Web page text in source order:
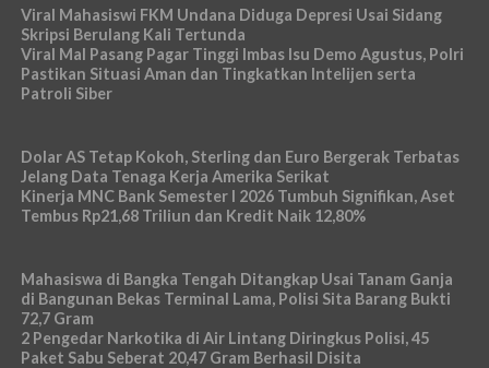
Viral Mahasiswi FKM Undana Diduga Depresi Usai Sidang
Skripsi Berulang Kali Tertunda
Viral Mal Pasang Pagar Tinggi Imbas Isu Demo Agustus, Polri
Pastikan Situasi Aman dan Tingkatkan Intelijen serta
Patroli Siber
Dolar AS Tetap Kokoh, Sterling dan Euro Bergerak Terbatas
Jelang Data Tenaga Kerja Amerika Serikat
Kinerja MNC Bank Semester I 2026 Tumbuh Signifikan, Aset
Tembus Rp21,68 Triliun dan Kredit Naik 12,80%
Mahasiswa di Bangka Tengah Ditangkap Usai Tanam Ganja
di Bangunan Bekas Terminal Lama, Polisi Sita Barang Bukti
72,7 Gram
2 Pengedar Narkotika di Air Lintang Diringkus Polisi, 45
Paket Sabu Seberat 20,47 Gram Berhasil Disita